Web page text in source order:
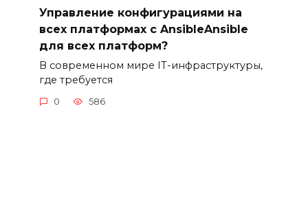
Управление конфигурациями на
всех платформах с AnsibleAnsible
для всех платформ?
В современном мире IT-инфраструктуры,
где требуется
0 586